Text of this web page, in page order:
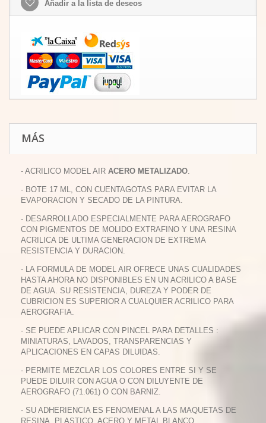
Añadir a la lista de deseos
MÁS
- ACRILICO MODEL AIR ACERO METALIZADO.
- BOTE 17 ML, CON CUENTAGOTAS PARA EVITAR LA
EVAPORACION Y SECADO DE LA PINTURA.
- DESARROLLADO ESPECIALMENTE PARA AEROGRAFO
CON PIGMENTOS DE MOLIDO EXTRAFINO Y UNA RESINA
ACRILICA DE ULTIMA GENERACION DE EXTREMA
RESISTENCIA Y DURACION.
- LA FORMULA DE MODEL AIR OFRECE UNAS CUALIDADES
HASTA AHORA NO DISPONIBLES EN UN ACRILICO A BASE
DE AGUA. SU RESISTENCIA, DUREZA Y PODER DE
CUBRICION ES SUPERIOR A CUALQUIER ACRILICO PARA
AEROGRAFIA.
- SE PUEDE APLICAR CON PINCEL PARA DETALLES :
MINIATURAS, LAVADOS, TRANSPARENCIAS Y
APLICACIONES EN CAPAS DILUIDAS.
- PERMITE MEZCLAR LOS COLORES ENTRE SI Y SE
PUEDE DILUIR CON AGUA O CON DILUYENTE DE
AEROGRAFO (71.061) O CON BARNIZ.
- SU ADHERIENCIA ES FENOMENAL A LAS MAQUETAS DE
RESINA, PLASTICO, ACERO Y METAL BLANCO.